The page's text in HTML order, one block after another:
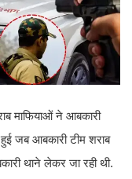
माफियाओं ने आबकारी
जब आबकारी टीम शराब
थाने लेकर जा रही थी.